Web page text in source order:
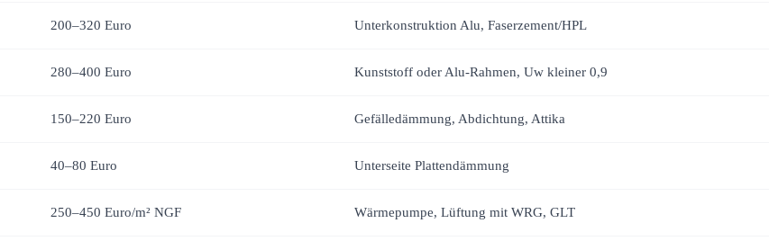
200–320 Euro Unterkonstruktion Alu, Faserzement/HPL
280–400 Euro Kunststoff oder Alu-Rahmen, Uw kleiner 0,9
150–220 Euro Gefälledämmung, Abdichtung, Attika
40–80 Euro Unterseite Plattendämmung
250–450 Euro/m² NGF Wärmepumpe, Lüftung mit WRG, GLT